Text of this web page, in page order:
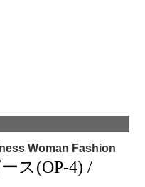
Woman Fashion
ス(OP-4) /